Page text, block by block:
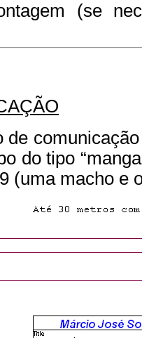
(se
de
do tipo
(uma macho e